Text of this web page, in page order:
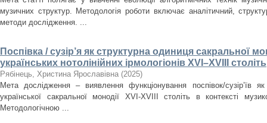
музичних структур. Методологія роботи включає аналітичний,
методи дослідження. ...
Поспівка / сузір’я як структурна одиниця сакральної
українських нотолінійних ірмологіонів XVI–XVIII століть
Рябінець, Христина Ярославівна (2025)
Мета дослідження – виявлення функціонування поспівок/сузір’їв
української сакральної монодії XVI-XVIII cтоліть в контексті
Методологічною ...